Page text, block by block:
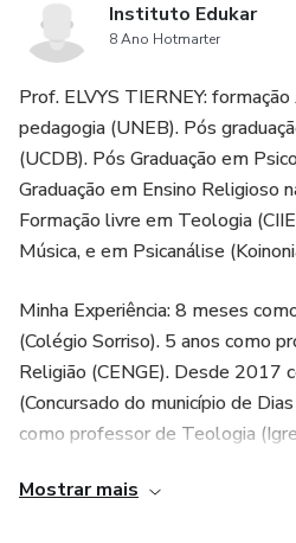
Instituto Edukar
8 Ano Hotmarter
Prof. ELVYS TIERNEY:
pedagogia (UNEB). Pós
(UCDB). Pós Graduação em
Graduação em Ensino Religioso
Formação livre em Teologia
Música, e em Psicanálise
Minha Experiência: 8 meses
(Colégio Sorriso). 5 anos como
Religião (CENGE). Desde 2017
(Concursado do município de
como professor de Teologia
Edukar). Mais de uma década
Mostrar mais